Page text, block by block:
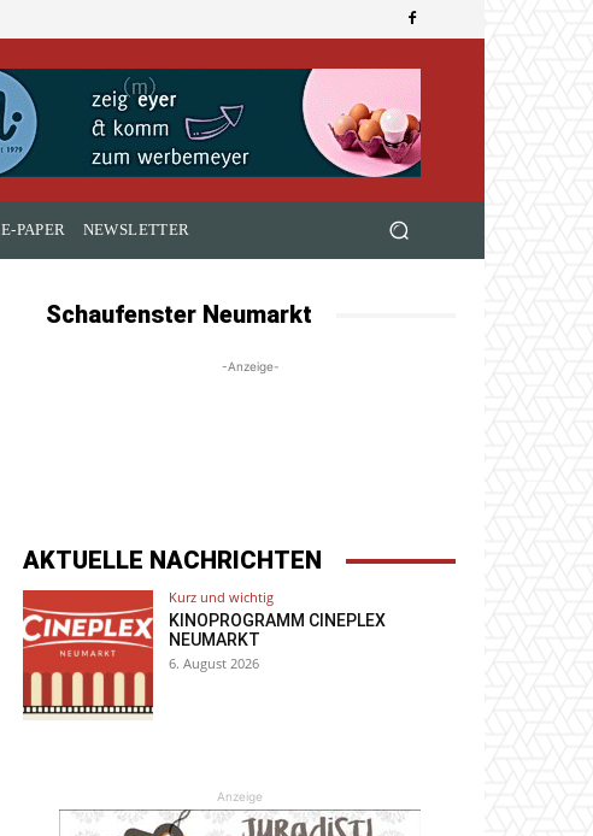
E-PAPER NEWSLETTER
Schaufenster Neumarkt
-Anzeige-
AKTUELLE NACHRICHTEN
Kurz und wichtig
KINOPROGRAMM CINEPLEX
NEUMARKT
6. August 2026
Anzeige